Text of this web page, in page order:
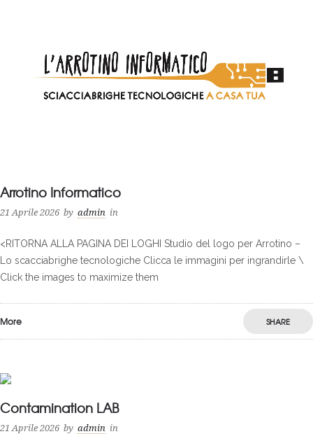
Arrotino Informatico
21 Aprile 2026 by admin in
<RITORNA ALLA PAGINA DEI LOGHI Studio del logo per Arrotino –
Lo scacciabrighe tecnologiche Clicca le immagini per ingrandirle \
Click the images to maximize them
More SHARE
Contamination LAB
21 Aprile 2026 by admin in